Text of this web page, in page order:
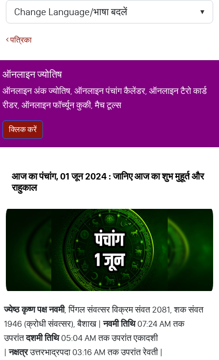
पत्रिका
ऑनलाइन ज्योतिष
ऑनलाइन अंक ज्योतिष, ऑनलाइन पंचांग कैलेंडर, ऑनलाइन टैरो कार्ड
रीडर, ऑनलाइन फॉर्च्यून कुकी, मैच टूल्स
क्लिक करें
आज का पंचांग, 01 जून 2024 : जानिए आज का शुभ मुहूर्त और
राहुकाल
ज्येष्ठ कृष्ण पक्ष नवमी, पिंगल संवत्सर विक्रम संवत 2081, शक संवत
1946 (क्रोधी संवत्सर), बैशाख |नवमी तिथि07:24 AM तक
उपरांतदशमी तिथि05:04 AM तक उपरांत एकादशी
|नक्षत्रउत्तरभाद्रपदा 03:16 AM तक उपरांत रेवती |